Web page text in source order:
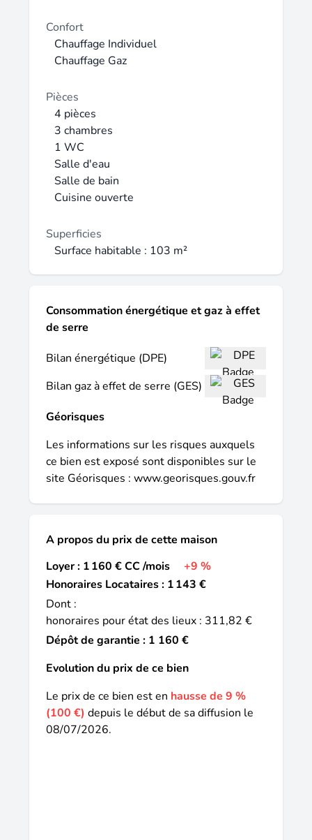
famille cherchant le calme et la tranquilité.
Disponible à partir de fin août 2026 !
Confort
Chauffage Individuel
Chauffage Gaz
Pièces
4 pièces
3 chambres
1 WC
Salle d'eau
Salle de bain
Cuisine ouverte
Superficies
Surface habitable : 103 m²
Consommation énergétique et gaz à effet
de serre
Bilan énergétique (DPE)
Bilan gaz à effet de serre (GES)
Géorisques
Les informations sur les risques auxquels
ce bien est exposé sont disponibles sur le
site Géorisques : www.georisques.gouv.fr
A propos du prix de cette maison
Loyer : 1 160 € CC /mois
+9 %
Honoraires Locataires : 1 143 €
Dont :
honoraires pour état des lieux : 311,82 €
Dépôt de garantie : 1 160 €
Evolution du prix de ce bien
Le prix de ce bien est en hausse de 9 %
(100 €) depuis le début de sa diffusion le
08/07/2026.